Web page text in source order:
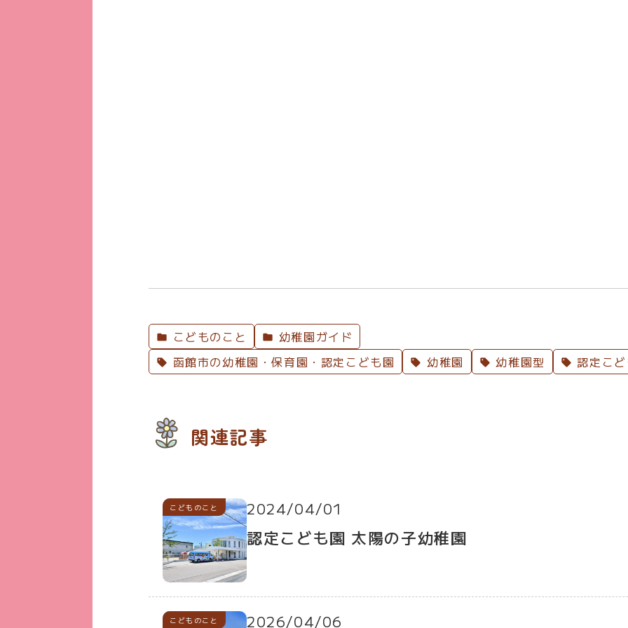
こどものこと
幼稚園ガイド
函館市の幼稚園・保育園・認定こども園
幼稚園 幼稚園型 認定こ
関連記事
こどものこと 2024/04/01
認定こども園 太陽の子幼稚園
こどものこと 2026/04/06